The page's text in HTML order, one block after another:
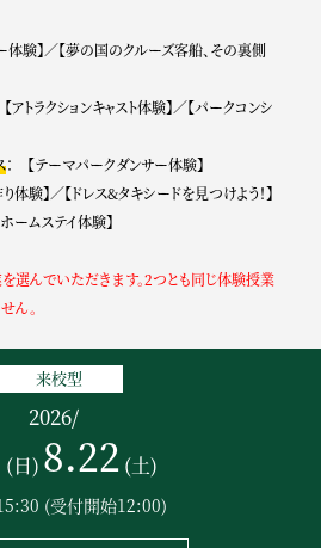
体験】／【夢の国のクルーズ客船、その裏側
アトラクションキャスト体験】／【パークコンシ
： 【テーマパークダンサー体験】
体験】／【ドレス&タキシードを見つけよう！】
ームステイ体験】
選んでいただきます。2つとも同じ体験授業
ん。
来校型
2026/
(日) 8.22 (土)
(受付開始12:00)